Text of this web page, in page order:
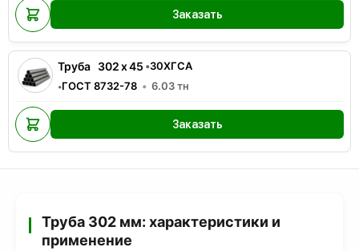
Заказать
Труба 302x45 •30ХГСА
•ГОСТ 8732-78 6.03тн
Заказать
Труба 302 мм: характеристики и
применение